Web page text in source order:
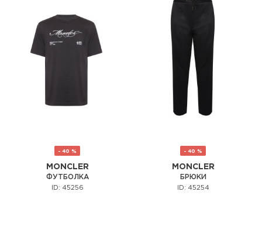
- 40 %
MONCLER
ФУТБОЛКА
ID: 45256
- 40 %
MONCLER
БРЮКИ
ID: 45254